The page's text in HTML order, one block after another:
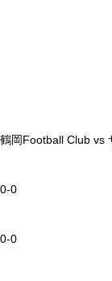
鶴岡Football Club vs
0-0
0-0